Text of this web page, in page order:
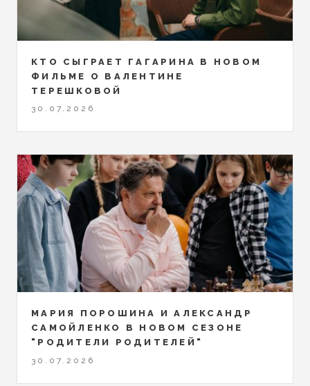
КТО СЫГРАЕТ ГАГАРИНА В НОВОМ
ФИЛЬМЕ О ВАЛЕНТИНЕ
ТЕРЕШКОВОЙ
30.07.2026
МАРИЯ ПОРОШИНА И АЛЕКСАНДР
САМОЙЛЕНКО В НОВОМ СЕЗОНЕ
"РОДИТЕЛИ РОДИТЕЛЕЙ"
30.07.2026